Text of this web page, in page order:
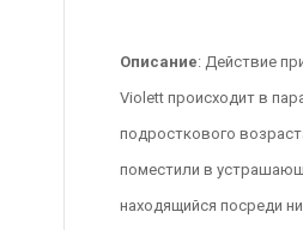
Описание: Действие
Violett происходит в
подросткового
поместили в
находящийся посреди